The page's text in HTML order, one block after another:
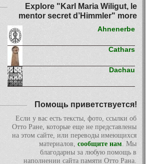
Explore "Karl Maria Wiligut, le
mentor secret d’Himmler" more
Ahnenerbe
Cathars
Dachau
Помощь приветствуется!
Если у вас есть тексты, фото, ссылки об
Отто Ране, которые еще не представлены
на этом сайте, или переводы имеющихся
материалов, сообщите нам. Мы
благодарны за любую помощь в
наполнении сайта памяти Отто Рана.